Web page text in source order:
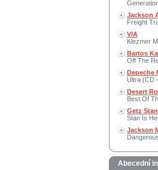
Jackson
Freight
V/A
Klezmer
Bartos
Off The
Depeche
Ultra (CD
Desert
Best Of
Getz Stan
Stan Is
Jackson
Dangerous
Abecední